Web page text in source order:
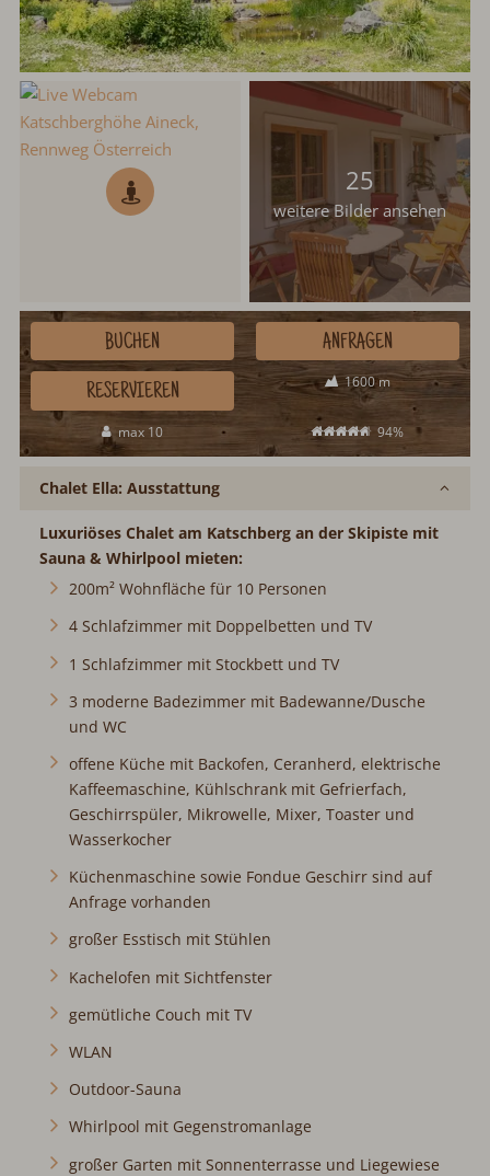
25
weitere Bilder ansehen
1600 m
max 10 94%
BUCHEN ANFRAGEN
RESERVIEREN
Chalet Ella: Ausstattung
Luxuriöses Chalet am Katschberg an der Skipiste mit
Sauna & Whirlpool mieten:
200m² Wohnfläche für 10 Personen
4 Schlafzimmer mit Doppelbetten und TV
1 Schlafzimmer mit Stockbett und TV
3 moderne Badezimmer mit Badewanne/Dusche
und WC
offene Küche mit Backofen, Ceranherd, elektrische
Kaffeemaschine, Kühlschrank mit Gefrierfach,
Geschirrspüler, Mikrowelle, Mixer, Toaster und
Wasserkocher
Küchenmaschine sowie Fondue Geschirr sind auf
Anfrage vorhanden
großer Esstisch mit Stühlen
Kachelofen mit Sichtfenster
gemütliche Couch mit TV
WLAN
Outdoor-Sauna
Whirlpool mit Gegenstromanlage
großer Garten mit Sonnenterrasse und Liegewiese